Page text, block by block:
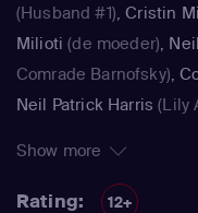
(Husband #1) ,Cristin
Milioti (de moeder)
Comrade Barnofsky) ,
Neil Patrick Harris (Lily
Jasmine)
Spencer Pratt
Show more
Rating: 12+